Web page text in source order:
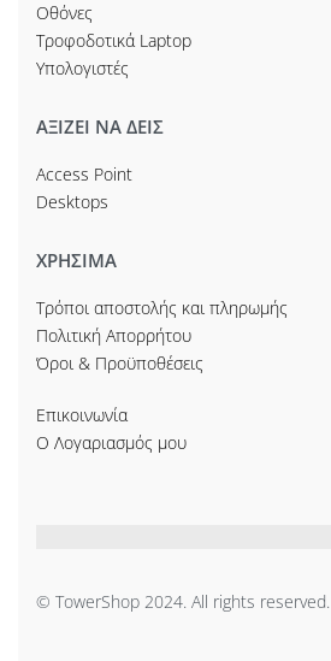
Οθόνες
Τροφοδοτικά Laptop
Υπολογιστές
ΑΞΙΖΕΙ ΝΑ ΔΕΙΣ
Access Point
Desktops
ΧΡΗΣΙΜΑ
Τρόποι αποστολής και πληρωμής
Πολιτική Απορρήτου
Όροι & Προϋποθέσεις
Επικοινωνία
Ο Λογαριασμός μου
© TowerShop 2024. All rights reserved.